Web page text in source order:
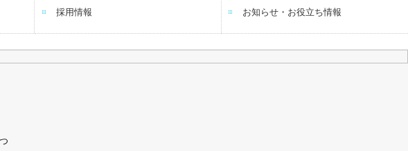
会社設立・開業支援
病院・診療所の皆様へ 相続・資産税対策
採用情報 お知らせ・お役立ち情報
税務用語集
税金・経営・会計のニュース
過去のニュース